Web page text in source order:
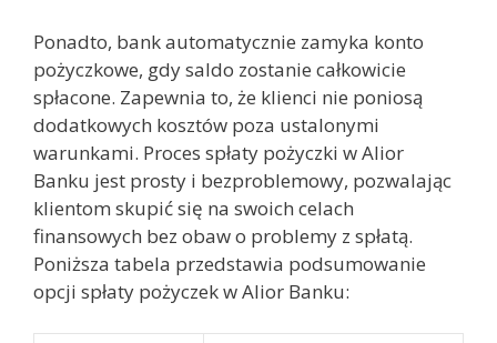
Ponadto, bank automatycznie zamyka konto
pożyczkowe, gdy saldo zostanie całkowicie
spłacone. Zapewnia to, że klienci nie poniosą
dodatkowych kosztów poza ustalonymi
warunkami. Proces spłaty pożyczki w Alior
Banku jest prosty i bezproblemowy, pozwalając
klientom skupić się na swoich celach
finansowych bez obaw o problemy z spłatą.
Poniższa tabela przedstawia podsumowanie
opcji spłaty pożyczek w Alior Banku: